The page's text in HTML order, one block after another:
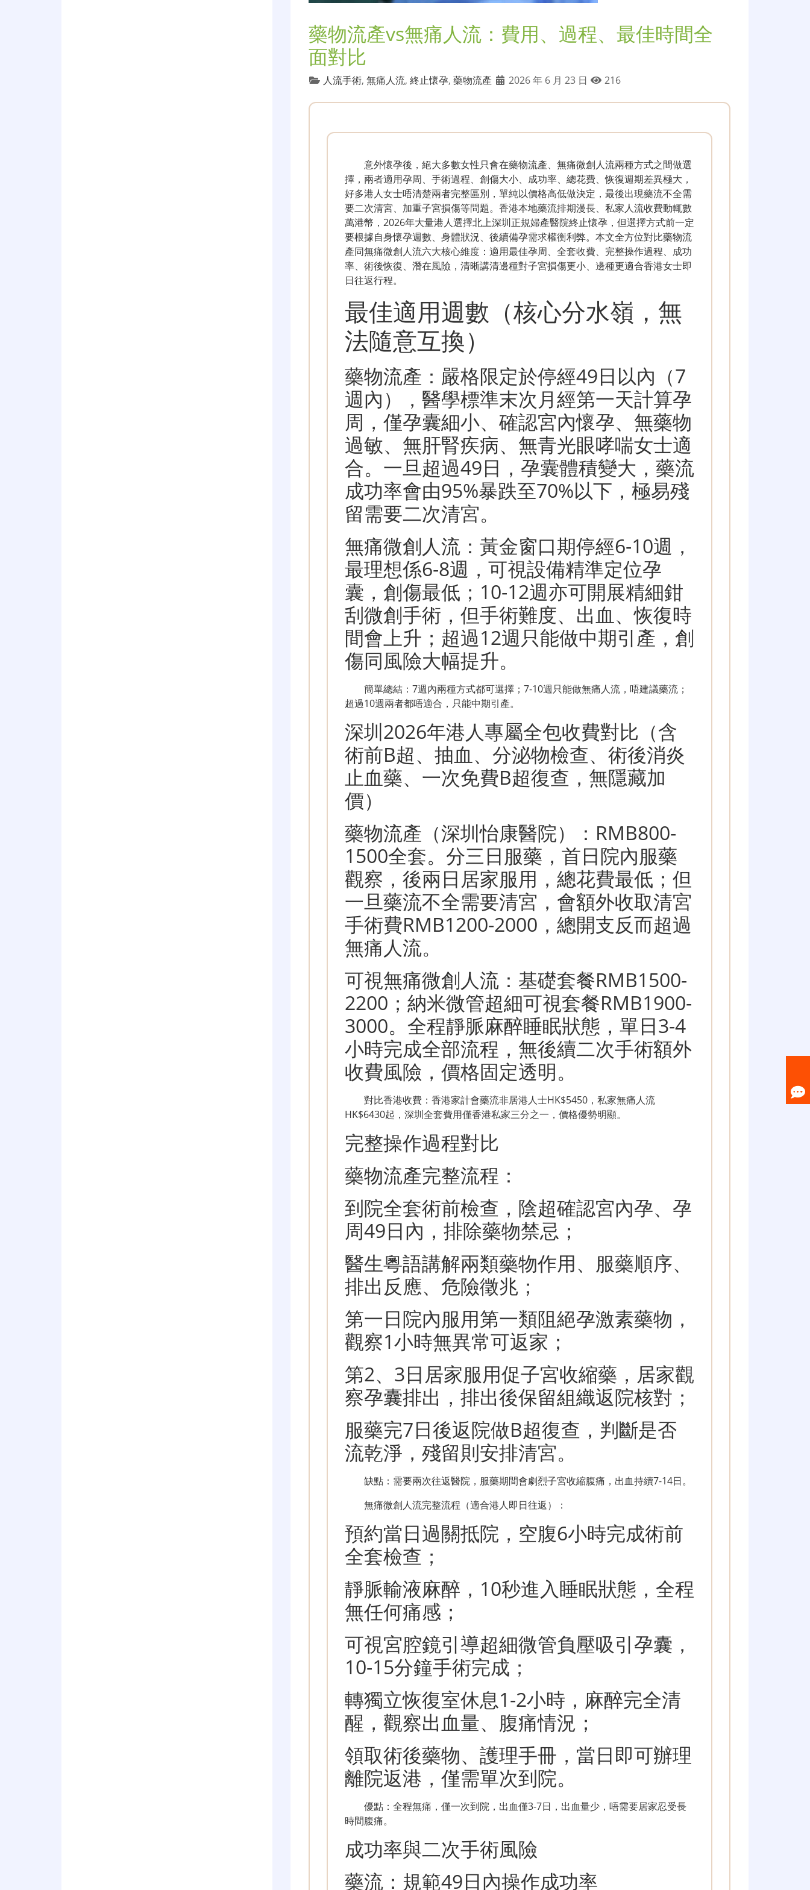
藥物流產vs無痛人流：費用、過程、最佳時間全
面對比
人流手術, 無痛人流, 終止懷孕, 藥物流產 2026 年 6 月 23 日 216
意外懷孕後，絕大多數女性只會在藥物流產、無痛微創人流兩種方式之間做選
擇，兩者適用孕周、手術過程、創傷大小、成功率、總花費、恢復週期差異極大，
好多港人女士唔清楚兩者完整區別，單純以價格高低做決定，最後出現藥流不全需
要二次清宮、加重子宮損傷等問題。香港本地藥流排期漫長、私家人流收費動輒數
萬港幣，2026年大量港人選擇北上深圳正規婦產醫院終止懷孕，但選擇方式前一定
要根據自身懷孕週數、身體狀況、後續備孕需求權衡利弊。本文全方位對比藥物流
產同無痛微創人流六大核心維度：適用最佳孕周、全套收費、完整操作過程、成功
率、術後恢復、潛在風險，清晰講清邊種對子宮損傷更小、邊種更適合香港女士即
日往返行程。
最佳適用週數（核心分水嶺，無
法隨意互換）
藥物流產：嚴格限定於停經49日以內（7
週內），醫學標準末次月經第一天計算孕
周，僅孕囊細小、確認宮內懷孕、無藥物
過敏、無肝腎疾病、無青光眼哮喘女士適
合。一旦超過49日，孕囊體積變大，藥流
成功率會由95%暴跌至70%以下，極易殘
留需要二次清宮。
無痛微創人流：黃金窗口期停經6-10週，
最理想係6-8週，可視設備精準定位孕
囊，創傷最低；10-12週亦可開展精細鉗
刮微創手術，但手術難度、出血、恢復時
間會上升；超過12週只能做中期引產，創
傷同風險大幅提升。
簡單總結：7週內兩種方式都可選擇；7-10週只能做無痛人流，唔建議藥流；
超過10週兩者都唔適合，只能中期引產。
深圳2026年港人專屬全包收費對比（含
術前B超、抽血、分泌物檢查、術後消炎
止血藥、一次免費B超復查，無隱藏加
價）
藥物流產（深圳怡康醫院）：RMB800-
1500全套。分三日服藥，首日院內服藥
觀察，後兩日居家服用，總花費最低；但
一旦藥流不全需要清宮，會額外收取清宮
手術費RMB1200-2000，總開支反而超過
無痛人流。
可視無痛微創人流：基礎套餐RMB1500-
2200；納米微管超細可視套餐RMB1900-
3000。全程靜脈麻醉睡眠狀態，單日3-4
小時完成全部流程，無後續二次手術額外
收費風險，價格固定透明。
對比香港收費：香港家計會藥流非居港人士HK$5450，私家無痛人流
HK$6430起，深圳全套費用僅香港私家三分之一，價格優勢明顯。
完整操作過程對比
藥物流產完整流程：
到院全套術前檢查，陰超確認宮內孕、孕
周49日內，排除藥物禁忌；
醫生粵語講解兩類藥物作用、服藥順序、
排出反應、危險徵兆；
第一日院內服用第一類阻絕孕激素藥物，
觀察1小時無異常可返家；
第2、3日居家服用促子宮收縮藥，居家觀
察孕囊排出，排出後保留組織返院核對；
服藥完7日後返院做B超復查，判斷是否
流乾淨，殘留則安排清宮。
缺點：需要兩次往返醫院，服藥期間會劇烈子宮收縮腹痛，出血持續7-14日。
無痛微創人流完整流程（適合港人即日往返）：
預約當日過關抵院，空腹6小時完成術前
全套檢查；
靜脈輸液麻醉，10秒進入睡眠狀態，全程
無任何痛感；
可視宮腔鏡引導超細微管負壓吸引孕囊，
10-15分鐘手術完成；
轉獨立恢復室休息1-2小時，麻醉完全清
醒，觀察出血量、腹痛情況；
領取術後藥物、護理手冊，當日即可辦理
離院返港，僅需單次到院。
優點：全程無痛，僅一次到院，出血僅3-7日，出血量少，唔需要居家忍受長
時間腹痛。
成功率與二次手術風險
藥流：規範49日內操作成功率